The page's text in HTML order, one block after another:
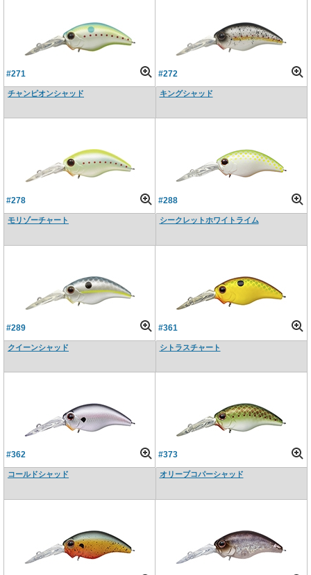
#271
チャンピオンシャッド
#272
キングシャッド
#278
モリゾーチャート
#288
シークレットホワイトライム
#289
クイーンシャッド
#361
シトラスチャート
#362
コールドシャッド
#373
オリーブコパーシャッド